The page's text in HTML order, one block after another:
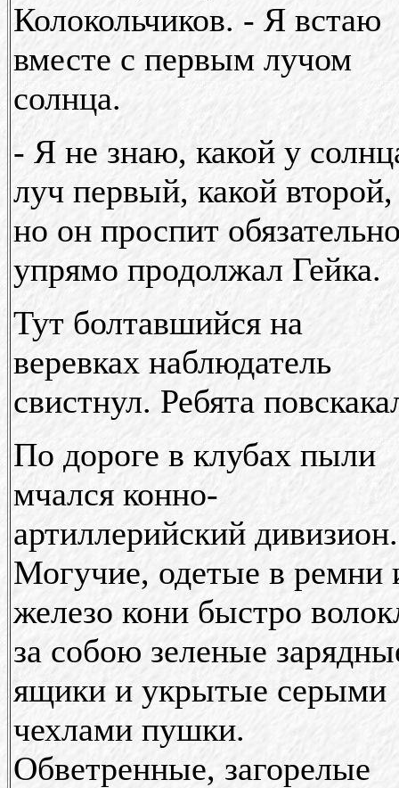
Колокольчиков. - Я встаю
вместе с первым лучом
солнца.
- Я не знаю, какой у
луч первый, какой второй,
но он проспит
упрямо продолжал Гейка.
Тут болтавшийся на
веревках наблюдатель
свистнул. Ребята
По дороге в клубах пыли
мчался конно-
артиллерийский дивизион.
Могучие, одетые в ремни
железо кони быстро
за собою зеленые
ящики и укрытые серыми
чехлами пушки.
Обветренные, загорелые